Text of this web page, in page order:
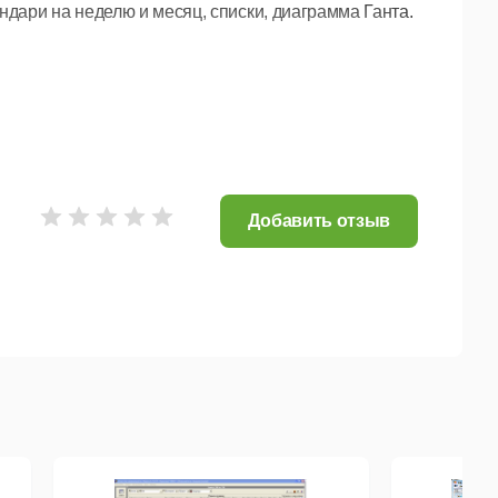
на неделю и месяц, списки, диаграмма Ганта.
Добавить отзыв